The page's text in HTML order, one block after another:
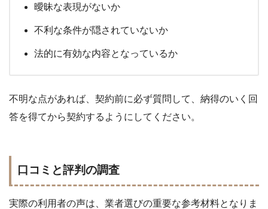
曖昧な表現がないか
不利な条件が隠されていないか
法的に有効な内容となっているか
不明な点があれば、契約前に必ず質問して、納得のいく回
答を得てから契約するようにしてください。
口コミと評判の調査
実際の利用者の声は、業者選びの重要な参考材料となりま